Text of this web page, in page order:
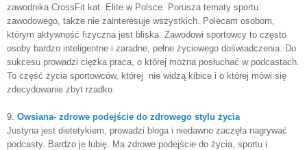
zawodnika CrossFit kat. Elite w Polsce. Porusza tematy sportu
zawodowego, także nie zainteresuje wszystkich. Polecam osobom,
którym aktywność fizyczna jest bliska. Zawodowi sportowcy to często
osoby bardzo inteligentne i zaradne, pełne życiowego doświadczenia. Do
sukcesu prowadzi ciężka praca, o której można posłuchać w podcastach.
To część życia sportowców, której nie widzą kibice i o której mówi się
zdecydowanie zbyt rzadko.
9. Owsiana- zdrowe podejście do zdrowego stylu życia
Justyna jest dietetykiem, prowadzi bloga i niedawno zaczęła nagrywać
podcasty. Bardzo je lubię. Ma zdrowe podejście do życia, sportu i